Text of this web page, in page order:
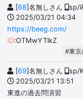
[68]名無しさん
sp/
2025/03/21 04:34
https://beeg.com/
ID:OTMwYTlkZ
#東京
[69]名無しさん
sp/
2025/03/21 13:51
東進の過去問演習